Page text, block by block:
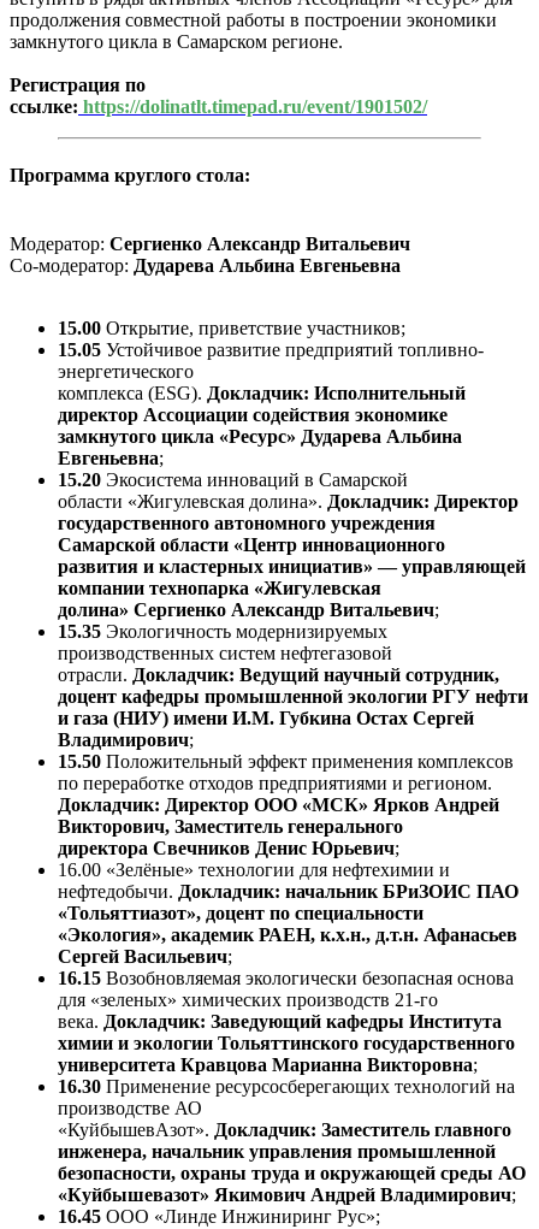
продолжения совместной работы в построении экономики
замкнутого цикла в Самарском регионе.
Регистрация по
ссылке: https://dolinatlt.timepad.ru/event/1901502/
Программа круглого стола:
Модератор: Сергиенко Александр Витальевич
Со-модератор: Дударева Альбина Евгеньевна
15.00 Открытие, приветствие участников;
15.05 Устойчивое развитие предприятий топливно-
энергетического
комплекса (ESG). Докладчик: Исполнительный
директор Ассоциации содействия экономике
замкнутого цикла «Ресурс» Дударева Альбина
Евгеньевна;
15.20 Экосистема инноваций в Самарской
области «Жигулевская долина». Докладчик: Директор
государственного автономного учреждения
Самарской области «Центр инновационного
развития и кластерных инициатив» — управляющей
компании технопарка «Жигулевская
долина» Сергиенко Александр Витальевич;
15.35 Экологичность модернизируемых
производственных систем нефтегазовой
отрасли. Докладчик: Ведущий научный сотрудник,
доцент кафедры промышленной экологии РГУ нефти
и газа (НИУ) имени И.М. Губкина Остах Сергей
Владимирович;
15.50 Положительный эффект применения комплексов
по переработке отходов предприятиями и регионом.
Докладчик: Директор ООО «МСК» Ярков Андрей
Викторович, Заместитель генерального
директора Свечников Денис Юрьевич;
16.00 «Зелёные» технологии для нефтехимии и
нефтедобычи. Докладчик: начальник БРиЗОИС ПАО
«Тольяттиазот», доцент по специальности
«Экология», академик РАЕН, к.х.н., д.т.н. Афанасьев
Сергей Васильевич;
16.15 Возобновляемая экологически безопасная основа
для «зеленых» химических производств 21-го
века. Докладчик: Заведующий кафедры Института
химии и экологии Тольяттинского государственного
университета Кравцова Марианна Викторовна;
16.30 Применение ресурсосберегающих технологий на
производстве АО
«КуйбышевАзот». Докладчик: Заместитель главного
инженера, начальник управления промышленной
безопасности, охраны труда и окружающей среды АО
«Куйбышевазот» Якимович Андрей Владимирович;
16.45 ООО «Линде Инжиниринг Рус»;